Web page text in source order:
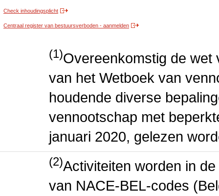
Check inhoudingsplicht
Centraal register van bestuursverboden - aanmelden
(1)Overeenkomstig de wet
van het Wetboek van
houdende diverse
vennootschap met
januari 2020, gelezen
(2)Activiteiten worden in
van NACE-BEL-codes